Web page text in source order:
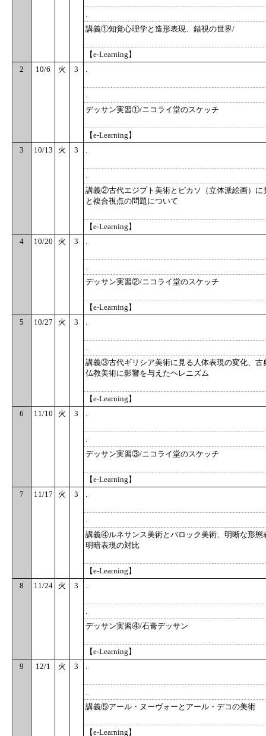
.
講義①知覚心理学と造形表現、錯視の世界/
【e-Learning】
2
10/6 火 3 .
.
デッサン実習①/ニコライ堂のスケッチ
【e-Learning】
3
10/13 火 3 .
.
講義②古代エジプト美術とピカソ（立体派絵画）に
と複合視点の問題について
【e-Learning】
4
10/20 火 3 .
.
デッサン実習②/ニコライ堂のスケッチ
【e-Learning】
5
10/27 火 3 .
.
講義③古代ギリシア美術に見る人体表現の変化、古
仏教美術に影響を与えたヘレニズム
【e-Learning】
6
11/10 火 3 .
.
デッサン実習③/ニコライ堂のスケッチ
【e-Learning】
7
11/17 火 3 .
.
講義④ルネサンス美術とバロック美術、明晰な形態
明暗表現の対比
【e-Learning】
8
11/24 火 3 .
.
デッサン実習④/石膏デッサン
【e-Learning】
9
12/1 火 3 .
.
講義⑤アール・ヌーヴォーとアール・デコの美術
【e-Learning】